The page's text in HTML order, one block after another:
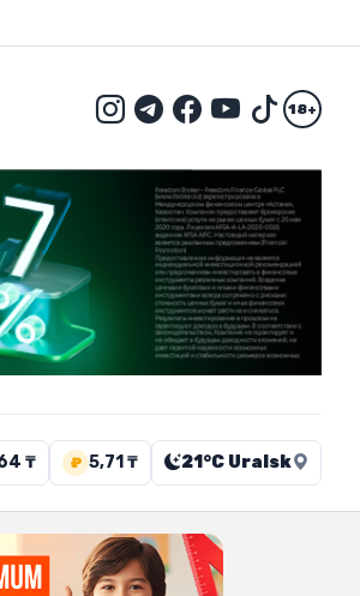
18+
₸ ₽ 5,71 ₸ 21°C Uralsk